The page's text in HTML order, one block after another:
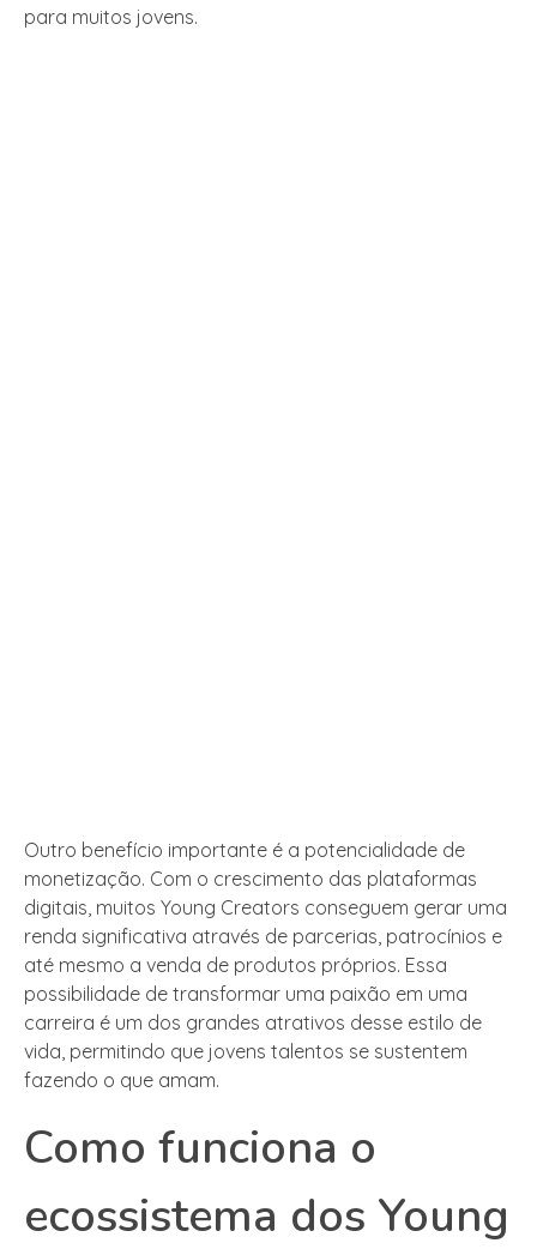
para muitos jovens.
Outro benefício importante é a potencialidade de
monetização. Com o crescimento das plataformas
digitais, muitos Young Creators conseguem gerar uma
renda significativa através de parcerias, patrocínios e
até mesmo a venda de produtos próprios. Essa
possibilidade de transformar uma paixão em uma
carreira é um dos grandes atrativos desse estilo de
vida, permitindo que jovens talentos se sustentem
fazendo o que amam.
Como funciona o
ecossistema dos Young